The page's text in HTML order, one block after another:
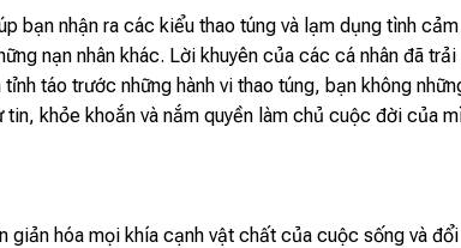
bạn nhận ra các kiểu thao túng và lạm dụng tình
nạn nhân khác. Lời khuyên của các cá nhân đã
táo trước những hành vi thao túng, bạn không
khỏe khoắn và nắm quyền làm chủ cuộc đời của
hóa mọi khía cạnh vật chất của cuộc sống và